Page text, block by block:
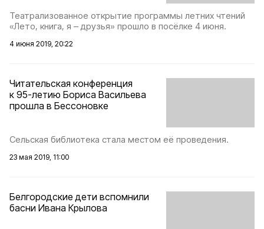
Театрализованное открытие программы летних чтений
«Лето, книга, я – друзья» прошло в посёлке 4 июня.
4 июня 2019, 20:22
Читательская конференция
к 95-летию Бориса Васильева
прошла в Бессоновке
Сельская библиотека стала местом её проведения.
23 мая 2019, 11:00
Белгородские дети вспомнили
басни Ивана Крылова